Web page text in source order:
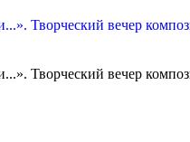
Творческий вечер
Творческий вечер